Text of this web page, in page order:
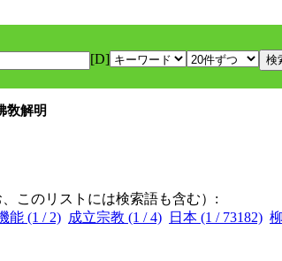
[D]
敎解明
このリストには検索語も含む）:
能 (1 / 2) 成立宗教 (1 / 4) 日本 (1 / 73182)